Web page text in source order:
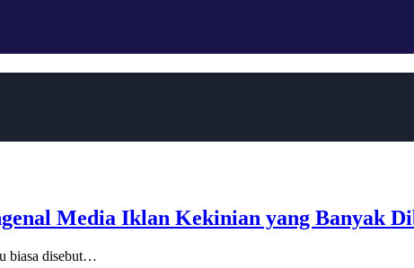
Media Iklan Kekinian yang Banyak
biasa disebut…